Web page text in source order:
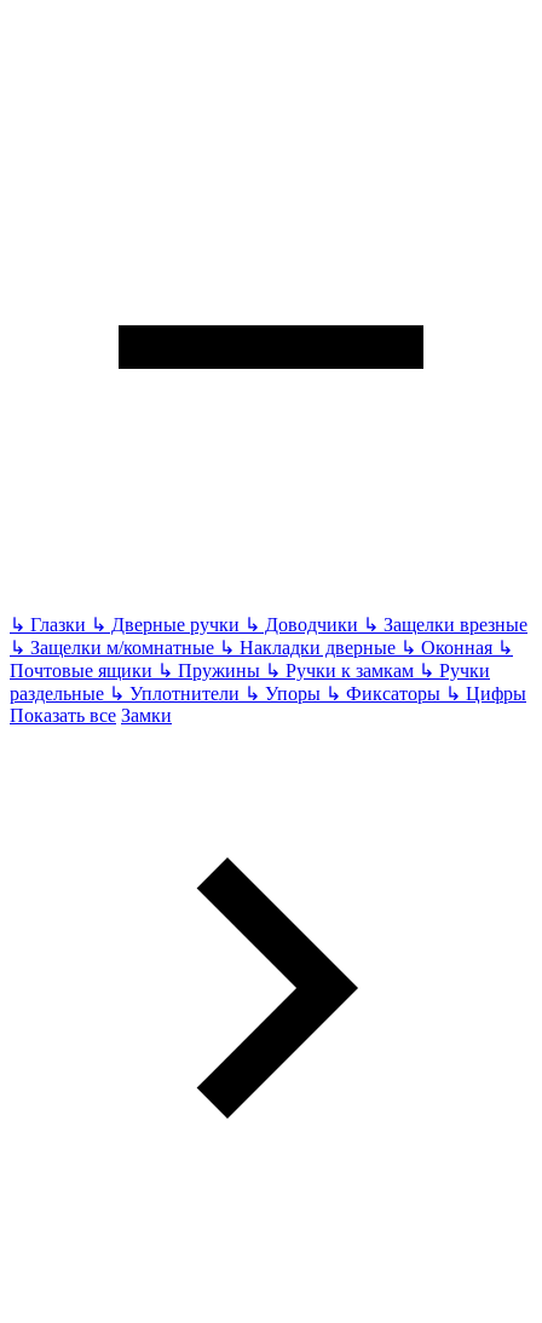
↳ Глазки ↳ Дверные ручки ↳ Доводчики ↳ Защелки врезные
↳ Защелки м/комнатные ↳ Накладки дверные ↳ Оконная ↳
Почтовые ящики ↳ Пружины ↳ Ручки к замкам ↳ Ручки
раздельные ↳ Уплотнители ↳ Упоры ↳ Фиксаторы ↳ Цифры
Показать все Замки